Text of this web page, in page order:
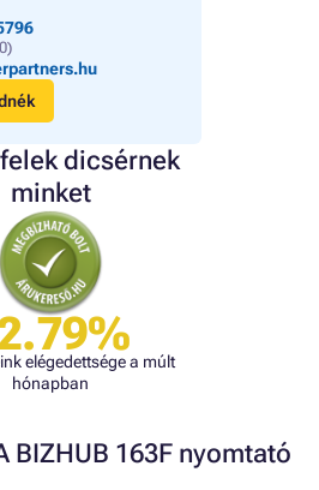
dicsérnek
minket
elégedettsége a múlt
hónapban
BIZHUB 163F nyomtató